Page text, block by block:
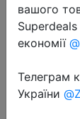
2023-02-12
Набор
вашого
Superdeals
економії
Телеграм
України